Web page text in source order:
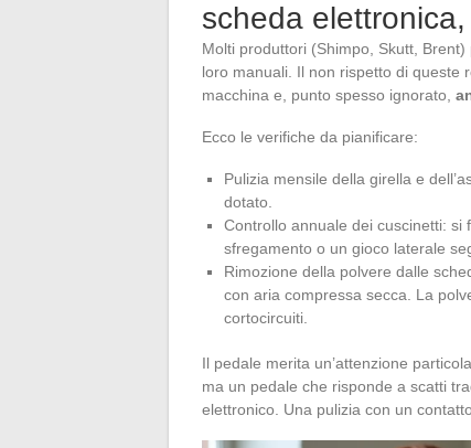
scheda
Molti produttori (Shimpo, Skutt,
loro manuali. Il non rispetto di queste
macchina e, punto spesso ignorato,
Ecco le verifiche da pianificare:
Pulizia mensile della girella e
dotato.
Controllo annuale dei cuscinetti: si
sfregamento o un gioco laterale
Rimozione della polvere dalle
con aria compressa secca. La
cortocircuiti.
Il pedale merita un’attenzione
ma un pedale che risponde a scatti
elettronico. Una pulizia con un